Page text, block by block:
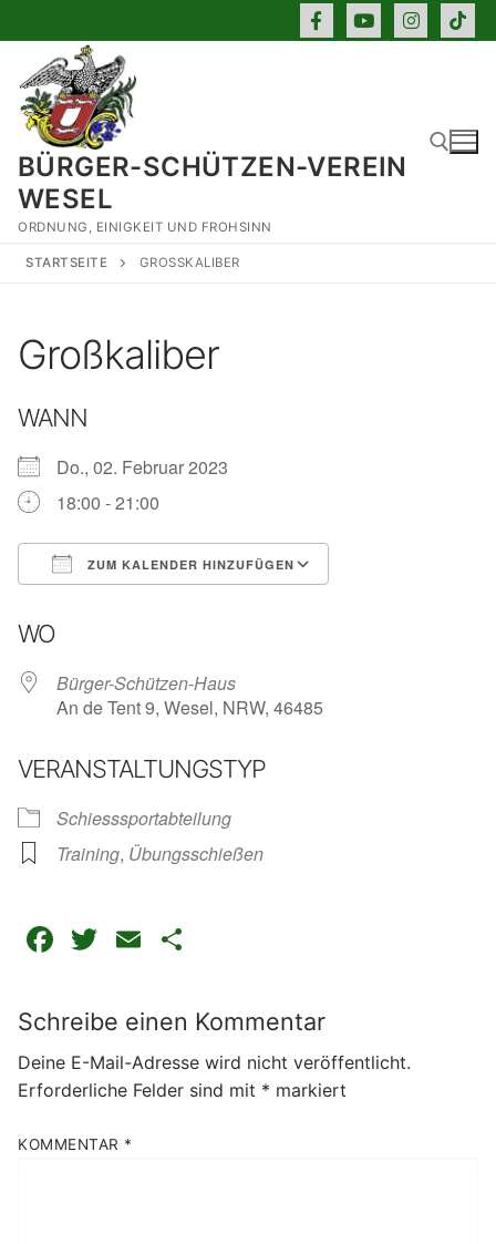
Inhalt
springen
BÜRGER-SCHÜTZEN-VEREIN
WESEL
ORDNUNG, EINIGKEIT UND FROHSINN
Suchen nach:
STARTSEITE GROSSKALIBER
Großkaliber
WANN
Do., 02. Februar 2023
18:00 - 21:00
ZUM KALENDER HINZUFÜGEN
WO
Bürger-Schützen-Haus
An de Tent 9, Wesel, NRW, 46485
VERANSTALTUNGSTYP
Schiesssportabteilung
Training, Übungsschießen
Facebook
Twitter
Email
Schreibe einen Kommentar
Deine E-Mail-Adresse wird nicht veröffentlicht.
Erforderliche Felder sind mit * markiert
KOMMENTAR *